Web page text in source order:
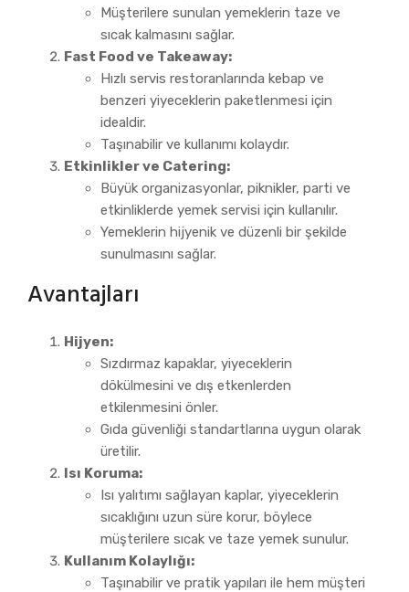
Müşterilere sunulan yemeklerin taze ve
sıcak kalmasını sağlar.
Fast Food ve Takeaway:
Hızlı servis restoranlarında kebap ve
benzeri yiyeceklerin paketlenmesi için
idealdir.
Taşınabilir ve kullanımı kolaydır.
Etkinlikler ve Catering:
Büyük organizasyonlar, piknikler, parti ve
etkinliklerde yemek servisi için kullanılır.
Yemeklerin hijyenik ve düzenli bir şekilde
sunulmasını sağlar.
Avantajları
Hijyen:
Sızdırmaz kapaklar, yiyeceklerin
dökülmesini ve dış etkenlerden
etkilenmesini önler.
Gıda güvenliği standartlarına uygun olarak
üretilir.
Isı Koruma:
Isı yalıtımı sağlayan kaplar, yiyeceklerin
sıcaklığını uzun süre korur, böylece
müşterilere sıcak ve taze yemek sunulur.
Kullanım Kolaylığı:
Taşınabilir ve pratik yapıları ile hem müşteri